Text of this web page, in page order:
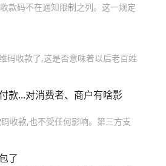
款码不在通知限制之列。这一规定
码收款了,这是否意味着以后老百姓
款...对消费者、商户有啥影
收款,也不受任何影响。第三方支
了